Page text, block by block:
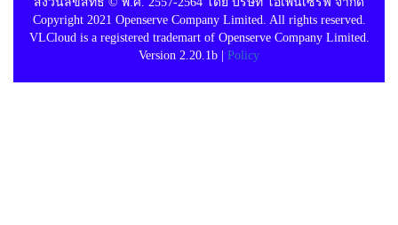
Copyright 2021 Openserve Company Limited. All rights reserved.
VLCloud is a registered trademart of Openserve Company Limited.
Version 2.20.1b | Policy